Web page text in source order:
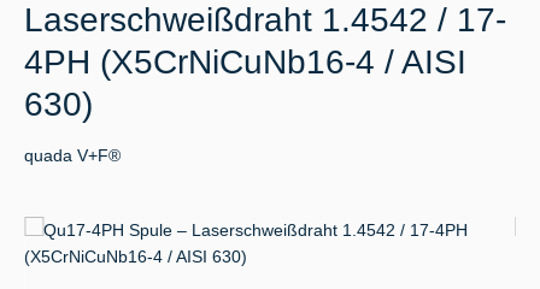
Laserschweißdraht 1.4542 / 17-
4PH (X5CrNiCuNb16-4 / AISI
630)
quada V+F®
Bildergalerie überspringen